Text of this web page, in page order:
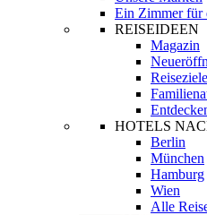
Ein Zimmer für
REISEIDEEN
Magazin
HOTELS
Berlin
München
Hamburg
Wien
Alle